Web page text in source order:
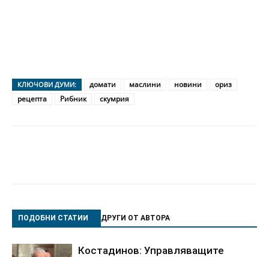
КЛЮЧОВИ ДУМИ: домати маслини новини
ориз
рецепта
Рибник скумрия
ПОДОБНИ СТАТИИ ДРУГИ ОТ АВТОРА
Костадинов: Управляващите